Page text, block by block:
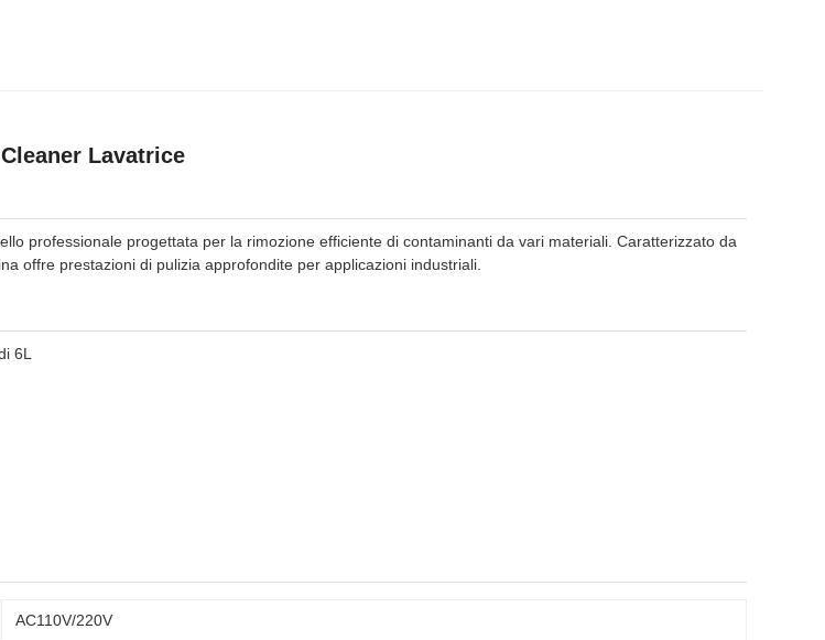
Lavatrice
professionale progettata per la rimozione efficiente di contaminanti da vari materiali. Caratterizzato da
offre prestazioni di pulizia approfondite per applicazioni industriali.
6L
AC110V/220V